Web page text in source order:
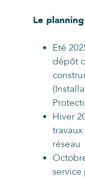
Le
Eté
dépôt
Hiver
réseau